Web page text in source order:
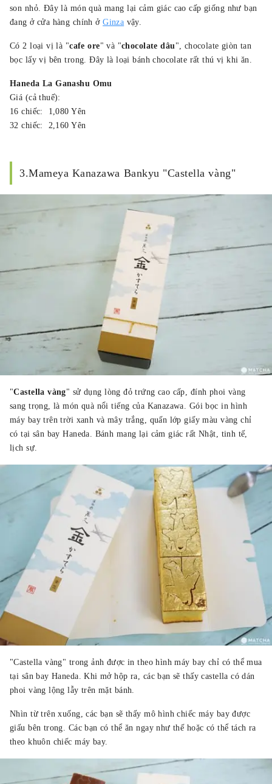
son nhỏ. Đây là món quà mang lại cảm giác cao cấp giống như bạn
đang ở cửa hàng chính ởGinza vậy.
Có 2 loại vị là "cafe ore" và "chocolate dâu ", chocolate giòn tan
bọc lấy vị bên trong. Đây là loại bánh chocolate rất thú vị khi ăn.
Haneda La Ganashu Omu
Giá (cả thuế):
16 chiếc: 1,080 Yên
32 chiếc: 2,160 Yên
3.Mameya Kanazawa Bankyu "Castella vàng"
"Castella vàng" sử dụng lòng đỏ trứng cao cấp, đính phoi vàng
sang trọng, là món quà nổi tiếng của Kanazawa. Gói bọc in hình
máy bay trên trời xanh và mây trắng, quấn lớp giấy màu vàng chỉ
có tại sân bay Haneda. Bánh mang lại cảm giác rất Nhật, tinh tế,
lịch sự.
"Castella vàng" trong ảnh được in theo hình máy bay chỉ có thể mua
tại sân bay Haneda. Khi mở hộp ra, các bạn sẽ thấy castella có dán
phoi vàng lộng lẫy trên mặt bánh.
Nhìn từ trên xuống, các bạn sẽ thấy mô hình chiếc máy bay được
giấu bên trong. Các bạn có thể ăn ngay như thế hoặc có thể tách ra
theo khuôn chiếc máy bay.